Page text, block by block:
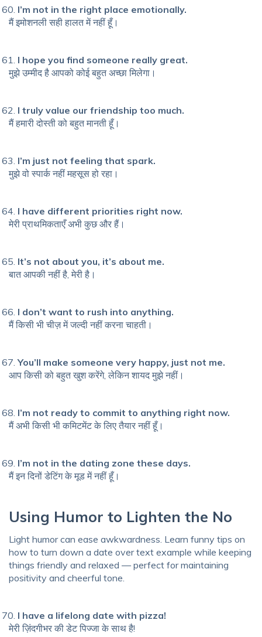
I’m not in the right place emotionally.
मैं इमोशनली सही हालत में नहीं हूँ।
I hope you find someone really great.
मुझे उम्मीद है आपको कोई बहुत अच्छा मिलेगा।
I truly value our friendship too much.
मैं हमारी दोस्ती को बहुत मानती हूँ।
I’m just not feeling that spark.
मुझे वो स्पार्क नहीं महसूस हो रहा।
I have different priorities right now.
मेरी प्राथमिकताएँ अभी कुछ और हैं।
It’s not about you, it’s about me.
बात आपकी नहीं है, मेरी है।
I don’t want to rush into anything.
मैं किसी भी चीज़ में जल्दी नहीं करना चाहती।
You’ll make someone very happy, just not me.
आप किसी को बहुत खुश करेंगे, लेकिन शायद मुझे नहीं।
I’m not ready to commit to anything right now.
मैं अभी किसी भी कमिटमेंट के लिए तैयार नहीं हूँ।
I’m not in the dating zone these days.
मैं इन दिनों डेटिंग के मूड में नहीं हूँ।
Using Humor to Lighten the No
Light humor can ease awkwardness. Learn funny tips on
how to turn down a date over text example while keeping
things friendly and relaxed — perfect for maintaining
positivity and cheerful tone.
I have a lifelong date with pizza!
मेरी ज़िंदगीभर की डेट पिज्जा के साथ है!